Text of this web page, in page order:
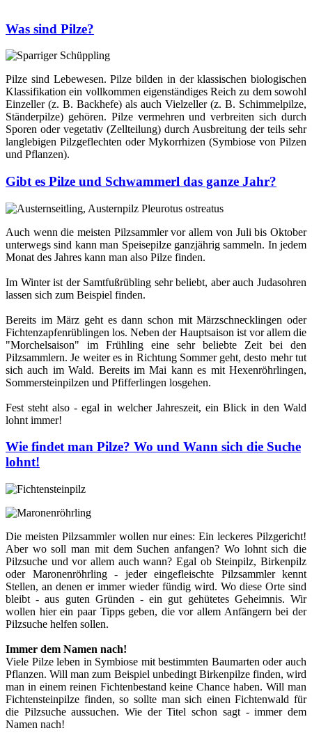
Was sind Pilze?
Pilze sind Lebewesen. Pilze bilden in der klassischen biologischen
Klassifikation ein vollkommen eigenständiges Reich zu dem sowohl
Einzeller (z. B. Backhefe) als auch Vielzeller (z. B. Schimmelpilze,
Ständerpilze) gehören. Pilze vermehren und verbreiten sich durch
Sporen oder vegetativ (Zellteilung) durch Ausbreitung der teils sehr
langlebigen Pilzgeflechten oder Mykorrhizen (Symbiose von Pilzen
und Pflanzen).
Gibt es Pilze und Schwammerl das ganze Jahr?
Auch wenn die meisten Pilzsammler vor allem von Juli bis Oktober
unterwegs sind kann man Speisepilze ganzjährig sammeln. In jedem
Monat des Jahres kann man also Pilze finden.
Im Winter ist der Samtfußrübling sehr beliebt, aber auch Judasohren
lassen sich zum Beispiel finden.
Bereits im März geht es dann schon mit Märzschnecklingen oder
Fichtenzapfenrüblingen los. Neben der Hauptsaison ist vor allem die
"Morchelsaison" im Frühling eine sehr beliebte Zeit bei den
Pilzsammlern. Je weiter es in Richtung Sommer geht, desto mehr tut
sich auch im Wald. Bereits im Mai kann es mit Hexenröhrlingen,
Sommersteinpilzen und Pfifferlingen losgehen.
Fest steht also - egal in welcher Jahreszeit, ein Blick in den Wald
lohnt immer!
Wie findet man Pilze? Wo und Wann sich die Suche
lohnt!
Die meisten Pilzsammler wollen nur eines: Ein leckeres Pilzgericht!
Aber wo soll man mit dem Suchen anfangen? Wo lohnt sich die
Pilzsuche und vor allem auch wann? Egal ob Steinpilz, Birkenpilz
oder Maronenröhrling - jeder eingefleischte Pilzsammler kennt
Stellen, an denen er immer wieder fündig wird. Wo diese Orte sind
bleibt - aus guten Gründen - ein gut gehütetes Geheimnis. Wir
wollen hier ein paar Tipps geben, die vor allem Anfängern bei der
Pilzsuche helfen sollen.
Immer dem Namen nach!
Viele Pilze leben in Symbiose mit bestimmten Baumarten oder auch
Pflanzen. Will man zum Beispiel unbedingt Birkenpilze finden, wird
man in einem reinen Fichtenbestand keine Chance haben. Will man
Fichtensteinpilze finden, so sollte man sich einen Fichtenwald für
die Pilzsuche aussuchen. Wie der Titel schon sagt - immer dem
Namen nach!